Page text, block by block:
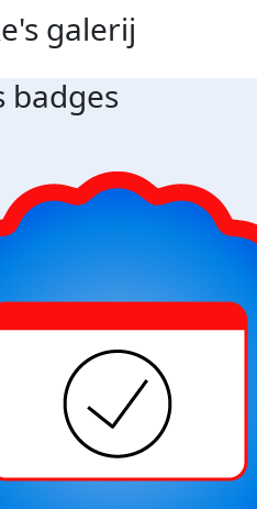
galerij
badges